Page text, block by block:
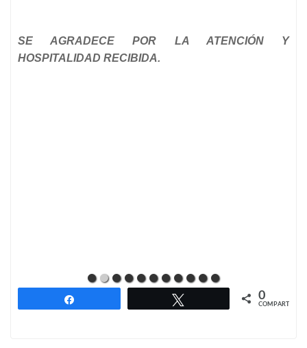
SE AGRADECE POR LA ATENCIÓN Y
HOSPITALIDAD RECIBIDA.
0
COMPARTIR